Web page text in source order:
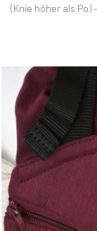
(Knie höher als